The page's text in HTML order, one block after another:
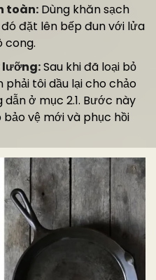
toàn: Dùng khăn sạch
đặt lên bếp đun với lửa
cong.
lưỡng:Sau khi đã loại bỏ
tôi dầu lại cho chảo
ở mục 2.1. Bước này
vệ mới và phục hồi